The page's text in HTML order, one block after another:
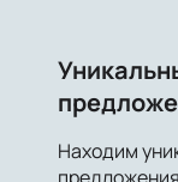
Находим